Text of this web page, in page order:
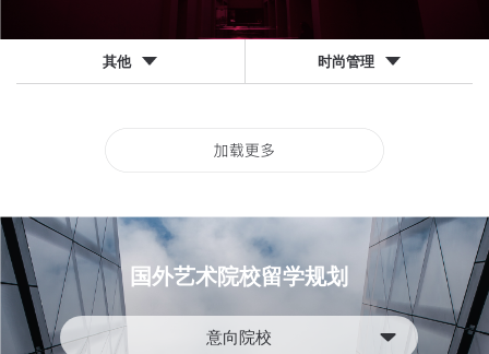
其他 时尚管理
国外艺术院校留学规划
意向院校